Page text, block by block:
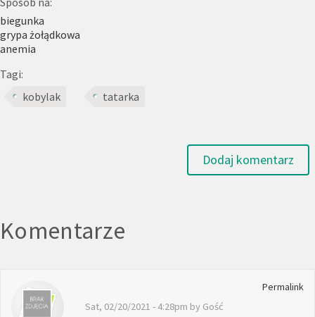
biegunka
grypa żołądkowa
anemia
Tagi:
kobylak
tatarka
Dodaj komentarz
Komentarze
Permalink
Sat, 02/20/2021 - 4:28pm by Gość